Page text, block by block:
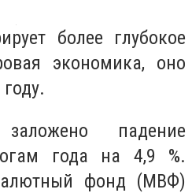
более глубокое
экономика, оно
падение
года на 4,9 %.
фонд (МВФ)